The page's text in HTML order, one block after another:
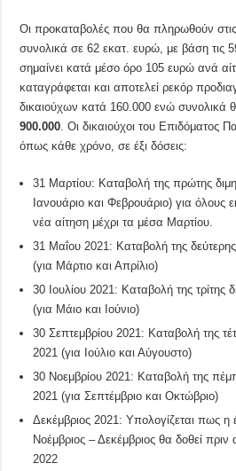
Οι προκαταβολές που θα πληρωθούν
συνολικά σε 62 εκατ. ευρώ, με βάση τις
σημαίνει κατά μέσο όρο 105 ευρώ ανά
καταγράφεται και αποτελεί ρεκόρ
δικαιούχων κατά 160.000 ενώ συνολικά
900.000 . Οι δικαιούχοι του Επιδόματος
όπως κάθε χρόνο, σε έξι δόσεις:
31 Μαρτίου: Καταβολή της πρώτης
Ιανουάριο και Φεβρουάριο) για όλους
νέα αίτηση μέχρι τα μέσα Μαρτίου.
31 Μαΐου 2021: Καταβολή της δεύτερης
(για Μάρτιο και Απρίλιο)
30 Ιουλίου 2021: Καταβολή της τρίτης
(για Μάιο και Ιούνιο)
30 Σεπτεμβρίου 2021: Καταβολή της
2021 (για Ιούλιο και Αύγουστο)
30 Νοεμβρίου 2021: Καταβολή της
2021 (για Σεπτέμβριο και Οκτώβριο)
Δεκέμβριος 2021: Υπολογίζεται πως η
Νοέμβριος – Δεκέμβριος θα δοθεί
2022